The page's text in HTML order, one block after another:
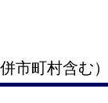
市町村含む